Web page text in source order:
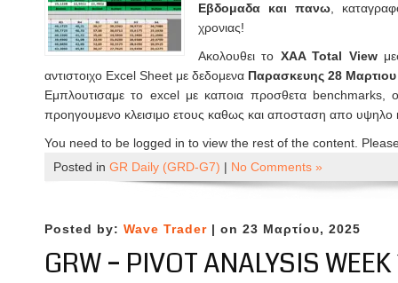
Εβδομαδα και πανω ,
χρονιας!
Ακολουθει το XAA Total View
αντιστοιχο Excel Sheet με δεδομενα Παρασκευης 28
Εμπλουτισαμε το excel με καποια προσθετα
προηγουμενο κλεισιμο ετους καθως και αποσταση απο
You need to be logged in to view the rest of the content.
Posted in GR Daily (GRD-G7) | No Comments »
Posted by: Wave Trader | on 23 Μαρτίου, 2025
GRW – PIVOT ANALYSIS